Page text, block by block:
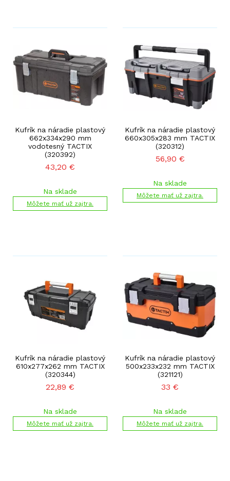
Kufrík na náradie plastový
662x334x290 mm
vodotesný TACTIX
(320392)
43,20 €
Na sklade
Môžete mať už zajtra.
Kufrík na náradie plastový
660x305x283 mm TACTIX
(320312)
56,90 €
Na sklade
Môžete mať už zajtra.
Kufrík na náradie plastový
610x277x262 mm TACTIX
(320344)
22,89 €
Na sklade
Môžete mať už zajtra.
Kufrík na náradie plastový
500x233x232 mm TACTIX
(321121)
33 €
Na sklade
Môžete mať už zajtra.